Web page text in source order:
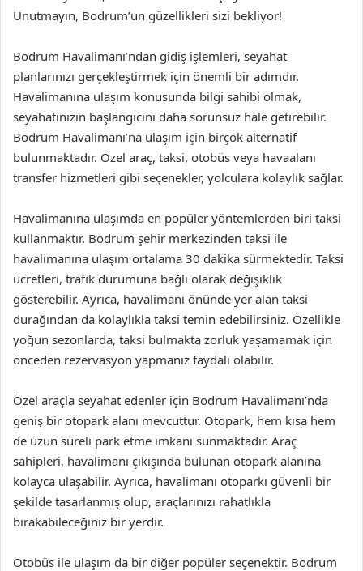
Unutmayın, Bodrum’un güzellikleri sizi bekliyor!
Bodrum Havalimanı’ndan gidiş işlemleri, seyahat
planlarınızı gerçekleştirmek için önemli bir adımdır.
Havalimanına ulaşım konusunda bilgi sahibi olmak,
seyahatinizin başlangıcını daha sorunsuz hale getirebilir.
Bodrum Havalimanı’na ulaşım için birçok alternatif
bulunmaktadır. Özel araç, taksi, otobüs veya havaalanı
transfer hizmetleri gibi seçenekler, yolculara kolaylık sağlar.
Havalimanına ulaşımda en popüler yöntemlerden biri taksi
kullanmaktır. Bodrum şehir merkezinden taksi ile
havalimanına ulaşım ortalama 30 dakika sürmektedir. Taksi
ücretleri, trafik durumuna bağlı olarak değişiklik
gösterebilir. Ayrıca, havalimanı önünde yer alan taksi
durağından da kolaylıkla taksi temin edebilirsiniz. Özellikle
yoğun sezonlarda, taksi bulmakta zorluk yaşamamak için
önceden rezervasyon yapmanız faydalı olabilir.
Özel araçla seyahat edenler için Bodrum Havalimanı’nda
geniş bir otopark alanı mevcuttur. Otopark, hem kısa hem
de uzun süreli park etme imkanı sunmaktadır. Araç
sahipleri, havalimanı çıkışında bulunan otopark alanına
kolayca ulaşabilir. Ayrıca, havalimanı otoparkı güvenli bir
şekilde tasarlanmış olup, araçlarınızı rahatlıkla
bırakabileceğiniz bir yerdir.
Otobüs ile ulaşım da bir diğer popüler seçenektir. Bodrum